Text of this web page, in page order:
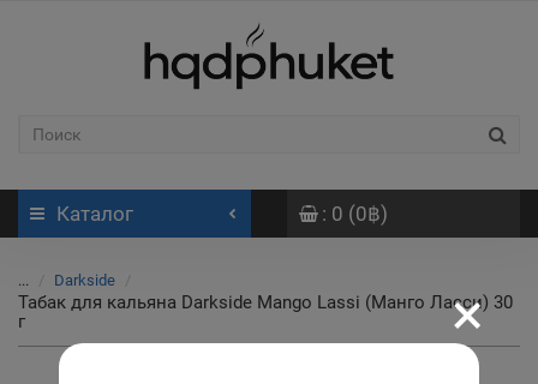
Каталог : 0 (0฿)
... Darkside
Табак для кальяна Darkside Mango Lassi (Манго Ласси) 30
г
×